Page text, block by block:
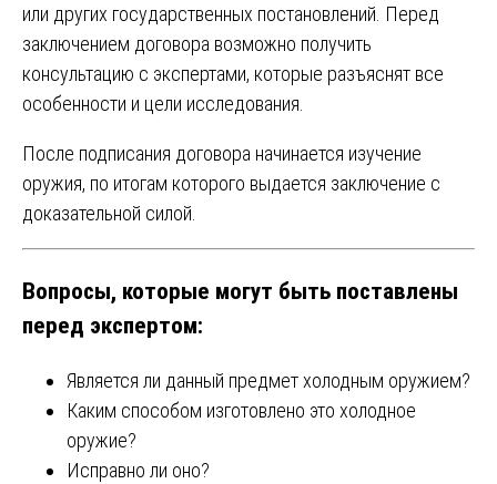
или других государственных постановлений. Перед
заключением договора возможно получить
консультацию с экспертами, которые разъяснят все
особенности и цели исследования.
После подписания договора начинается изучение
оружия, по итогам которого выдается заключение с
доказательной силой.
Вопросы, которые могут быть поставлены
перед экспертом:
Является ли данный предмет холодным оружием?
Каким способом изготовлено это холодное
оружие?
Исправно ли оно?